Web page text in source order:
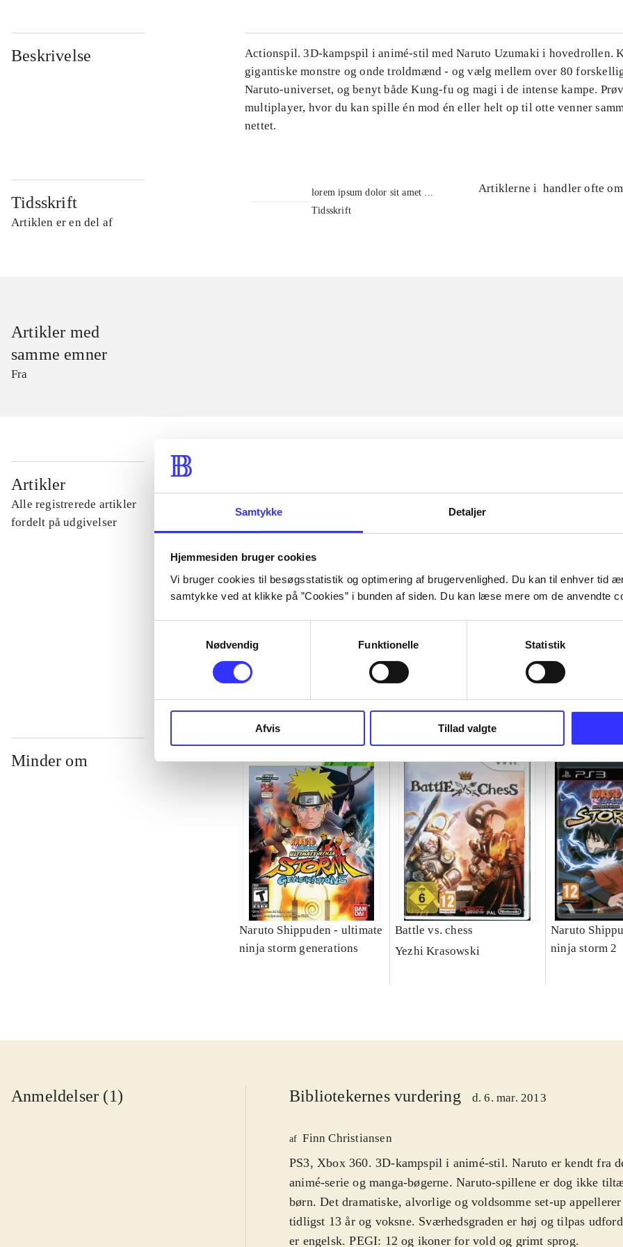
Samtykke Detaljer
Hjemmesiden bruger cookies
Vi bruger cookies til besøgsstatistik og optimering af brugervenlighed. Du kan til enhver tid
samtykke ved at klikke på ”Cookies” i bunden af siden. Du kan læse mere om de anvendte
Nødvendig
Funktionelle Statistik
Afvis Tillad valgte
Beskrivelse
Actionspil. 3D-kampspil i animé-stil med Naruto Uzumaki i hovedrollen.
gigantiske monstre og onde troldmænd - og vælg mellem over 80
Naruto-universet, og benyt både Kung-fu og magi i de intense kampe.
multiplayer, hvor du kan spille én mod én eller helt op til otte venner
nettet.
Tidsskrift
Artiklen er en del af
lorem ipsum dolor sit amet ...
Tidsskrift
Artiklerne i handler ofte om
Artikler med
samme emner
Fra
Artikler
Alle registrerede artikler
fordelt på udgivelser
Minder om
Naruto Shippuden - ultimate
ninja storm generations
Battle vs. chess
Yezhi Krasowski
Naruto
ninja storm 2
Anmeldelser (1) Bibliotekernes vurdering d. 6. mar. 2013
af Finn Christiansen
PS3, Xbox 360. 3D-kampspil i animé-stil. Naruto er kendt fra
animé-serie og manga-bøgerne. Naruto-spillene er dog ikke
børn. Det dramatiske, alvorlige og voldsomme set-up
tidligst 13 år og voksne. Sværhedsgraden er høj og tilpas
er engelsk. PEGI: 12 og ikoner for vold og grimt sprog.